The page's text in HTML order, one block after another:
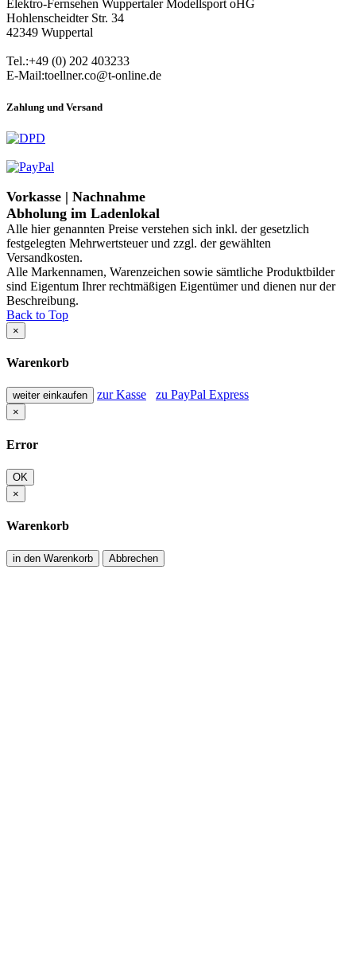
Elektro-Fernsehen Wuppertaler Modellsport oHG
Hohlenscheidter Str. 34
42349 Wuppertal
Tel.:+49 (0) 202 403233
E-Mail:toellner.co@t-online.de
Zahlung und Versand
Vorkasse | Nachnahme
Abholung im Ladenlokal
Alle hier genannten Preise verstehen sich inkl. der gesetzlich
festgelegten Mehrwertsteuer und zzgl. der gewählten
Versandkosten.
Alle Markennamen, Warenzeichen sowie sämtliche Produktbilder
sind Eigentum Ihrer rechtmäßigen Eigentümer und dienen nur der
Beschreibung.
Back to Top
×
Warenkorb
weiter einkaufen zur Kasse zu PayPal Express
×
Error
OK
×
Warenkorb
in den Warenkorb Abbrechen